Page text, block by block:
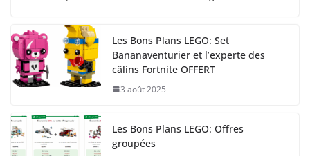
Les Bons Plans LEGO: Set
Bananaventurier et l’experte des
câlins Fortnite OFFERT
3 août 2025
Les Bons Plans LEGO: Offres
groupées